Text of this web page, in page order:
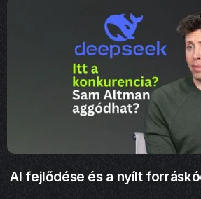
AI fejlődése és a nyílt